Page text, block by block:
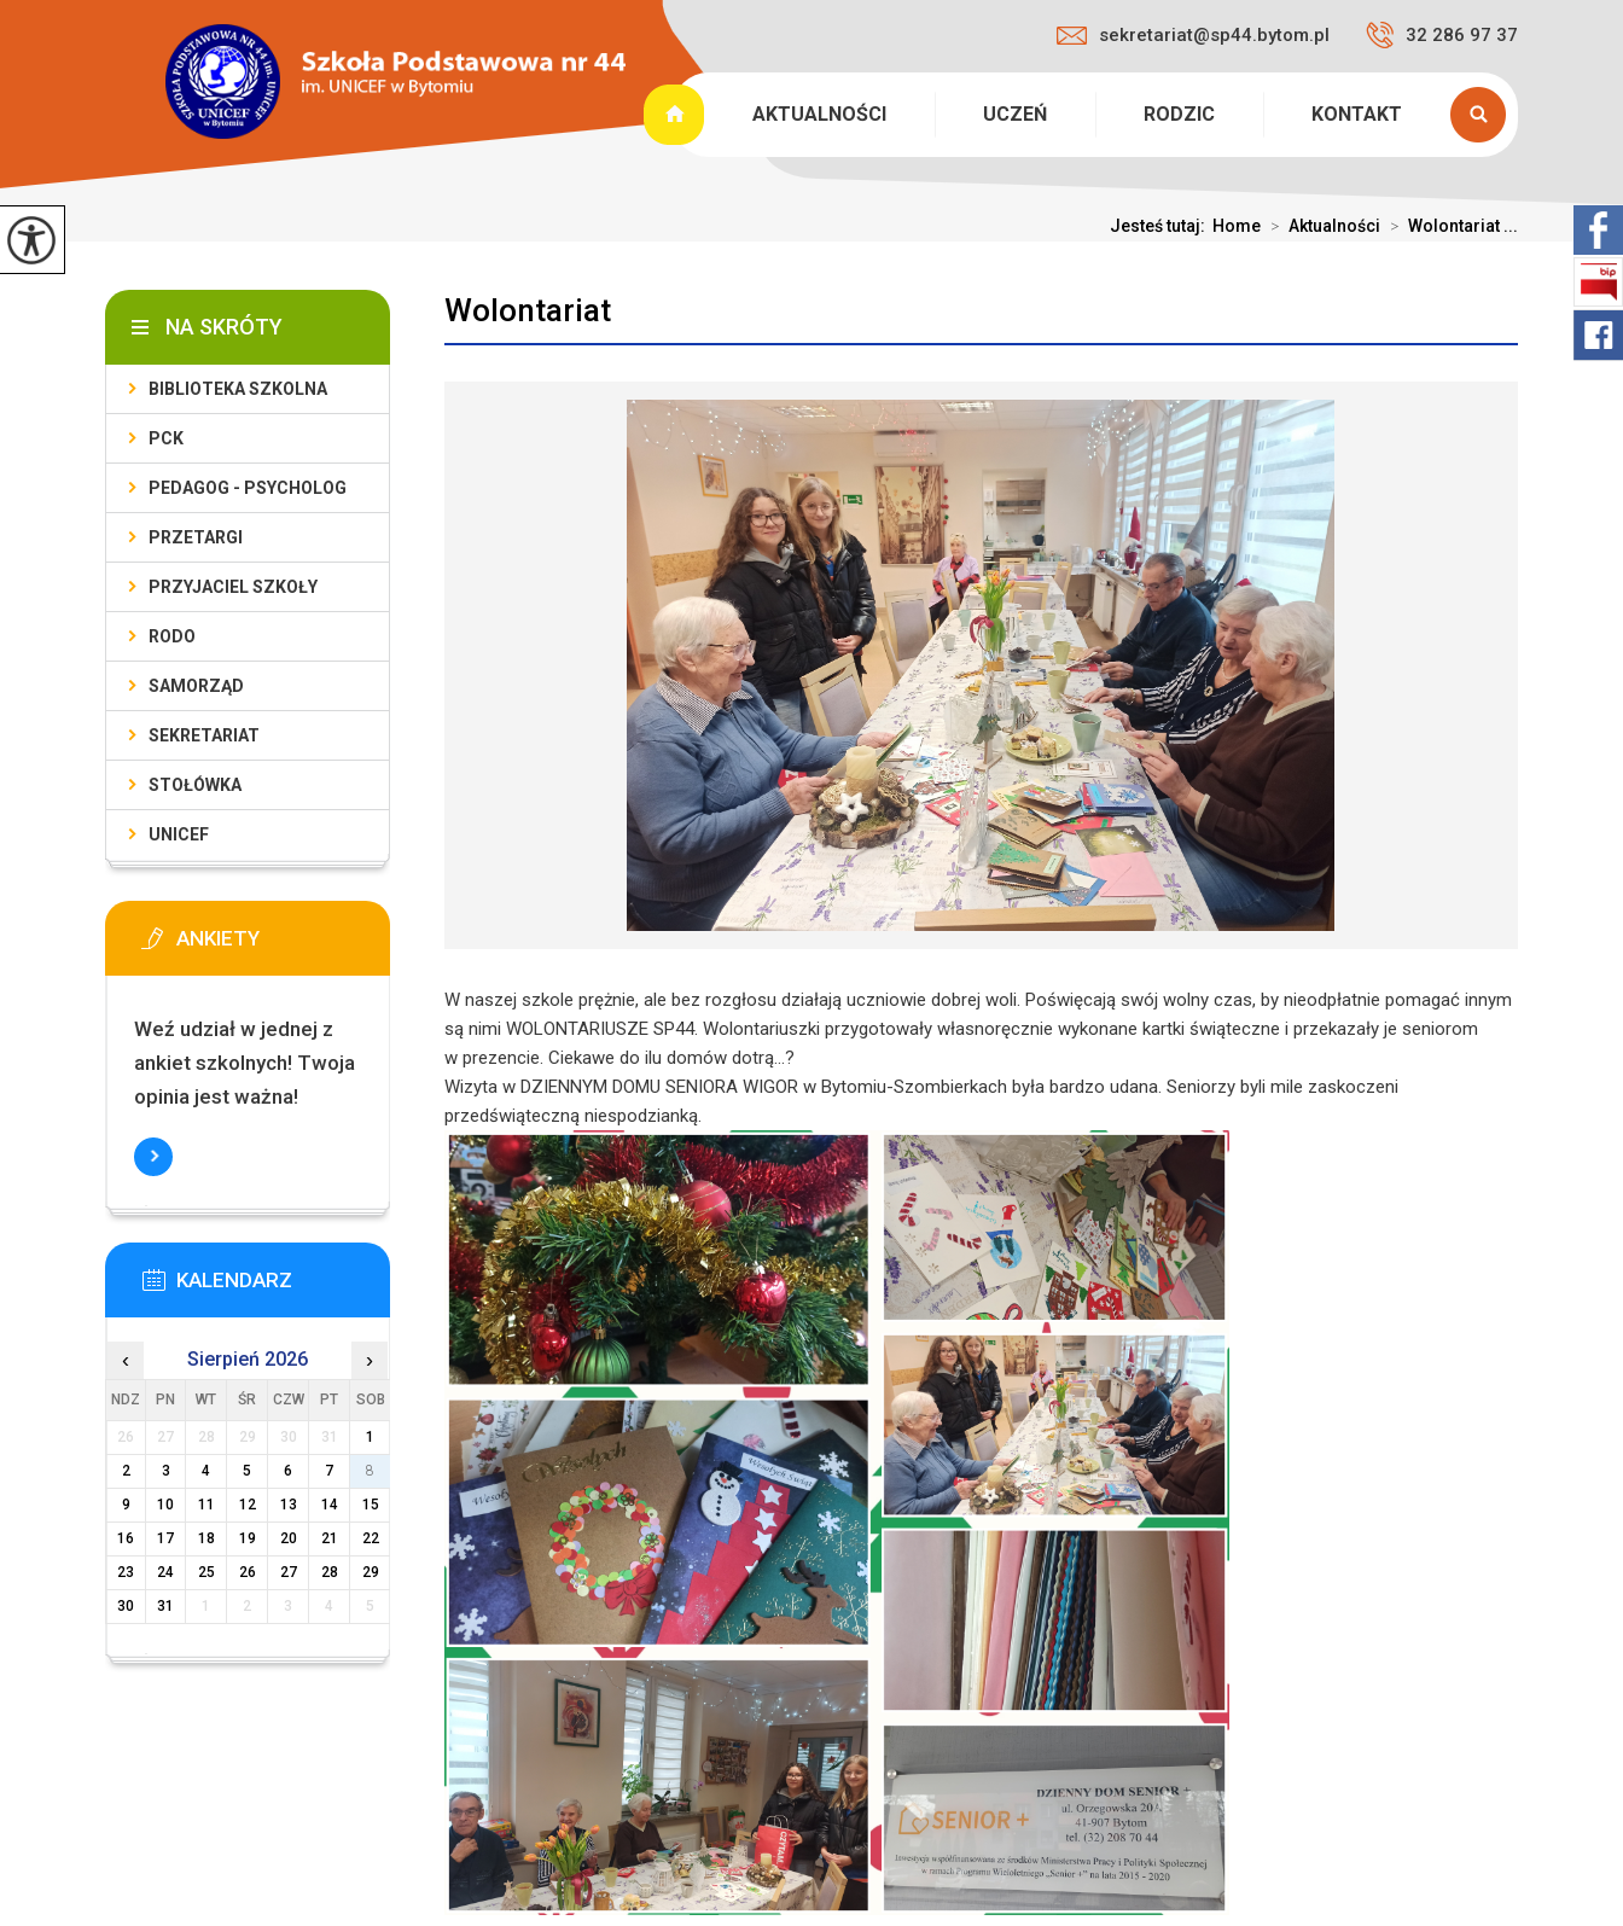
sekretariat@sp44.bytom.pl 32 286 97 37
AKTUALNOŚCI UCZEŃ RODZIC KONTAKT
Jesteś tutaj: Home > Aktualności > Wolontariat ...
Wolontariat
W naszej szkole prężnie, ale bez rozgłosu działają uczniowie dobrej woli. Poświęcają swój wolny czas, by nieodpłatnie pomagać innym
są nimi WOLONTARIUSZE SP44. Wolontariuszki przygotowały własnoręcznie wykonane kartki świąteczne i przekazały je seniorom
w prezencie. Ciekawe do ilu domów dotrą...?
Wizyta w DZIENNYM DOMU SENIORA WIGOR w Bytomiu-Szombierkach była bardzo udana. Seniorzy byli mile zaskoczeni
przedświąteczną niespodzianką.
NA SKRÓTY
BIBLIOTEKA SZKOLNA
PCK
PEDAGOG - PSYCHOLOG
PRZETARGI
PRZYJACIEL SZKOŁY
RODO
SAMORZĄD
SEKRETARIAT
STOŁÓWKA
UNICEF
ANKIETY
Weź udział w jednej z
ankiet szkolnych! Twoja
opinia jest ważna!
KALENDARZ
‹ Sierpień 2026 ›
NDZ PN WT ŚR CZW PT SOB
26 27 28 29 30 31
1
2
3 4 5 6 7
8
9
10 11 12 13 14
15
16
17 18 19 20 21
22
23
24 25 26 27 28
29
30
31 1 2 3 4 5